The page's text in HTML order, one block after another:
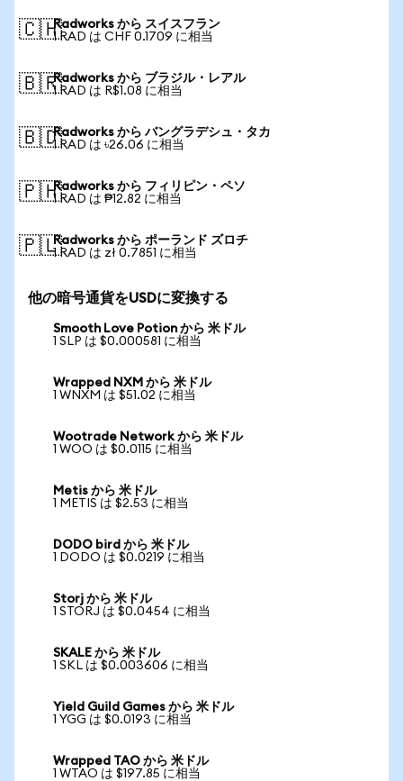
🇨🇭Radworks から スイスフラン
1 RAD は CHF 0.1709 に相当
🇧🇷Radworks から ブラジル・レアル
1 RAD は R$1.08 に相当
🇧🇩Radworks から バングラデシュ・タカ
1 RAD は ৳26.06 に相当
🇵🇭Radworks から フィリピン・ペソ
1 RAD は ₱12.82 に相当
🇵🇱Radworks から ポーランド ズロチ
1 RAD は zł 0.7851 に相当
他の暗号通貨をUSDに変換する
Smooth Love Potion から 米ドル
1 SLP は $0.000581 に相当
Wrapped NXM から 米ドル
1 WNXM は $51.02 に相当
Wootrade Network から 米ドル
1 WOO は $0.0115 に相当
Metis から 米ドル
1 METIS は $2.53 に相当
DODO bird から 米ドル
1 DODO は $0.0219 に相当
Storj から 米ドル
1 STORJ は $0.0454 に相当
SKALE から 米ドル
1 SKL は $0.003606 に相当
Yield Guild Games から 米ドル
1 YGG は $0.0193 に相当
Wrapped TAO から 米ドル
1 WTAO は $197.85 に相当